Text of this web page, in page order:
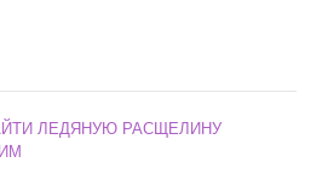
ЛЕДЯНУЮ РАСЩЕЛИНУ